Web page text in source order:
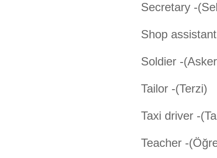
Secretary -
Shop
Soldier -
Tailor -(Terzi)
Taxi driver -
Teacher -